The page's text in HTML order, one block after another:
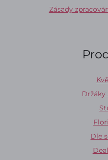
Zásady
Dle